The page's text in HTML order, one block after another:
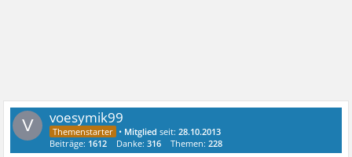
V voesymik99
• Mitglied seit:28.10.2013
Beiträge: 1612 Danke:316 Themen:228